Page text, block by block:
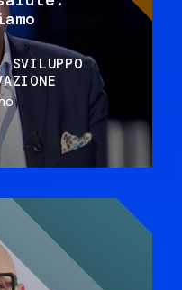
SVILUPPO